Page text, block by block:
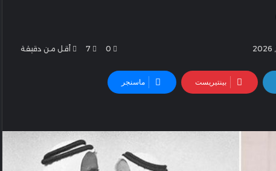
0
7 أقل من دقيقة
بينتيريست ماسنجر